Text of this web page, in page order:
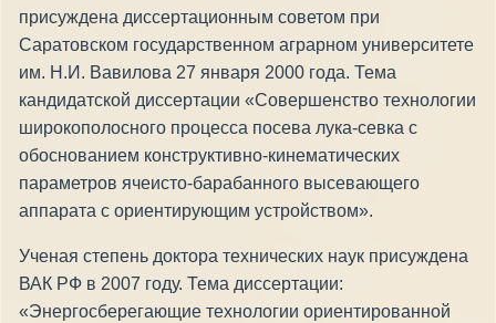
присуждена диссертационным советом при
Саратовском государственном аграрном университете
им. Н.И. Вавилова 27 января 2000 года. Тема
кандидатской диссертации «Совершенство технологии
широкополосного процесса посева лука-севка с
обоснованием конструктивно-кинематических
параметров ячеисто-барабанного высевающего
аппарата с ориентирующим устройством».
Ученая степень доктора технических наук присуждена
ВАК РФ в 2007 году. Тема диссертации:
«Энергосберегающие технологии ориентированной